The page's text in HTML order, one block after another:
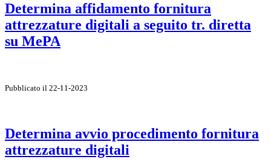
Determina affidamento fornitura
attrezzature digitali a seguito tr. diretta
su MePA
Pubblicato il 22-11-2023
Determina avvio procedimento fornitura
attrezzature digitali